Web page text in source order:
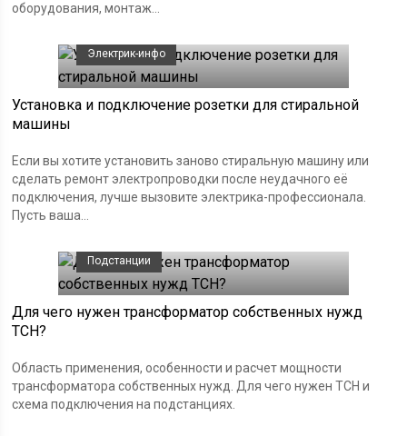
оборудования, монтаж...
Электрик-инфо
Установка и подключение розетки для стиральной
машины
Если вы хотите установить заново стиральную машину или
сделать ремонт электропроводки после неудачного её
подключения, лучше вызовите электрика-профессионала.
Пусть ваша...
Подстанции
Для чего нужен трансформатор собственных нужд
ТСН?
Область применения, особенности и расчет мощности
трансформатора собственных нужд. Для чего нужен ТСН и
схема подключения на подстанциях.